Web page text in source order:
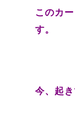
このカ
す。
今、起